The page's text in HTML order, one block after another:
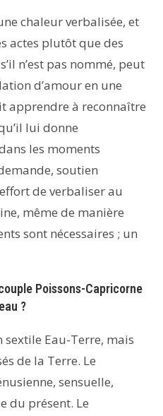
chaleur verbalisée, et
actes plutôt que des
n’est pas nommé, peut
d’amour en une
apprendre à reconnaître
lui donne
les moments
soutien
de verbaliser au
même de manière
sont nécessaires ; un
Poissons-Capricorne
?
sextile Eau-Terre, mais
de la Terre. Le
sensuelle,
du présent. Le